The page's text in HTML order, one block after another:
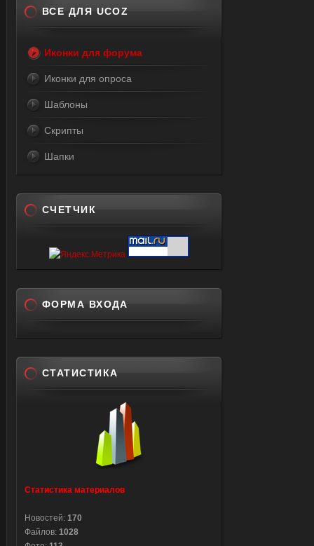
ВСЕ ДЛЯ UCOZ
Иконки для форума
Иконки для опроса
Шаблоны
Скрипты
Шапки
СЧЕТЧИК
ФОРМА ВХОДА
СТАТИСТИКА
Статистика материалов
Новостей: 170
Файлов: 1028